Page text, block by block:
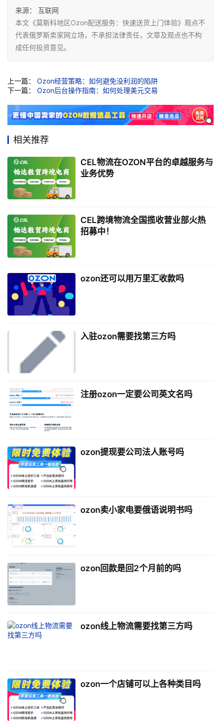
来源：
互联网
本文《莫斯科地区Ozon配送服务：快速送货上门体验》观点不
代表俄罗斯卖家网立场，不承担法律责任，文章及观点也不构
成任何投资意见。
上一篇： Ozon经营策略：如何避免没利润的陷阱
下一篇： Ozon后台操作指南：如何处理美元交易
相关推荐
CEL物流在OZON平台的卓越服务与
业务优势
CEL跨境物流全国揽收营业部火热
招募中！
ozon还可以用万里汇收款吗
入驻ozon需要找第三方吗
注册ozon一定要公司英文名吗
ozon提现要公司法人账号吗
ozon卖小家电要俄语说明书吗
ozon回款是回2个月前的吗
ozon线上物流需要找第三方吗
ozon一个店铺可以上各种类目吗